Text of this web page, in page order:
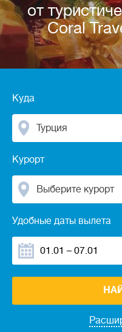
от
Coral
Куда
Турция
Курорт
Выберите курорт
Удобные даты вылета